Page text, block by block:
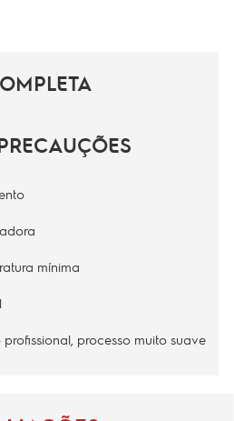
mínima
processo muito suave